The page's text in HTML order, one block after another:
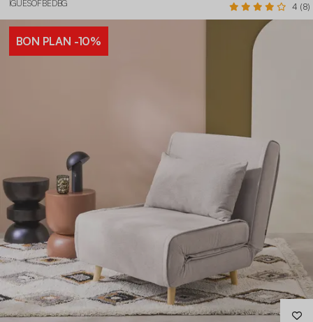
IGUESOFBEDBG 4 (8)
BON PLAN -10%